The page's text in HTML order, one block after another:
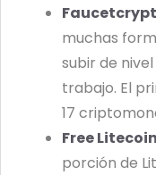
muchas
subir de
trabajo. El
17
Free
porción de